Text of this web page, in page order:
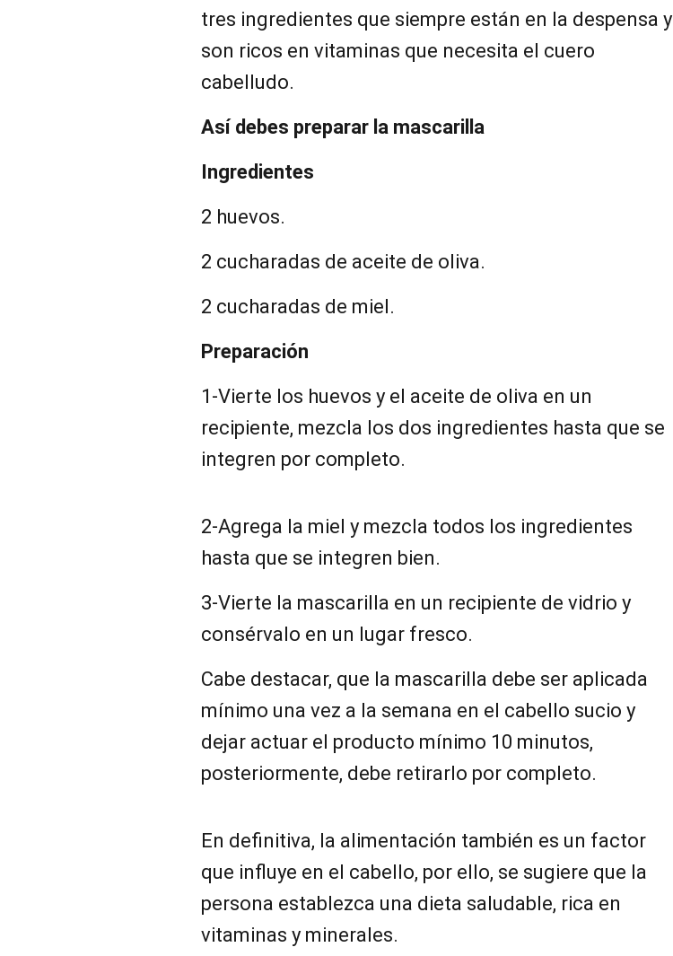
tres ingredientes que siempre están en la despensa y
son ricos en vitaminas que necesita el cuero
cabelludo.
Así debes preparar la mascarilla
Ingredientes
2 huevos.
2 cucharadas de aceite de oliva.
2 cucharadas de miel.
Preparación
1-Vierte los huevos y el aceite de oliva en un
recipiente, mezcla los dos ingredientes hasta que se
integren por completo.
2-Agrega la miel y mezcla todos los ingredientes
hasta que se integren bien.
3-Vierte la mascarilla en un recipiente de vidrio y
consérvalo en un lugar fresco.
Cabe destacar, que la mascarilla debe ser aplicada
mínimo una vez a la semana en el cabello sucio y
dejar actuar el producto mínimo 10 minutos,
posteriormente, debe retirarlo por completo.
En definitiva, la alimentación también es un factor
que influye en el cabello, por ello, se sugiere que la
persona establezca una dieta saludable, rica en
vitaminas y minerales.